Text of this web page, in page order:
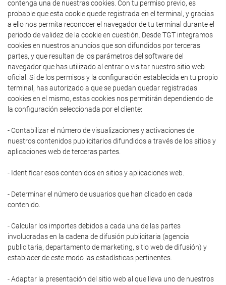
contenga una de nuestras cookies. Con tu permiso previo, es
probable que esta cookie quede registrada en el terminal, y gracias
a ello nos permita reconocer el navegador de tu terminal durante el
periodo de validez de la cookie en cuestión. Desde TGT integramos
cookies en nuestros anuncios que son difundidos por terceras
partes, y que resultan de los parámetros del software del
navegador que has utilizado al entrar o visitar nuestro sitio web
oficial. Si de los permisos y la configuración establecida en tu propio
terminal, has autorizado a que se puedan quedar registradas
cookies en el mismo, estas cookies nos permitirán dependiendo de
la configuración seleccionada por el cliente:
- Contabilizar el número de visualizaciones y activaciones de
nuestros contenidos publicitarios difundidos a través de los sitios y
aplicaciones web de terceras partes.
- Identificar esos contenidos en sitios y aplicaciones web.
- Determinar el número de usuarios que han clicado en cada
contenido.
- Calcular los importes debidos a cada una de las partes
involucradas en la cadena de difusión publicitaria (agencia
publicitaria, departamento de marketing, sitio web de difusión) y
establacer de este modo las estadísticas pertinentes.
- Adaptar la presentación del sitio web al que lleva uno de nuestros